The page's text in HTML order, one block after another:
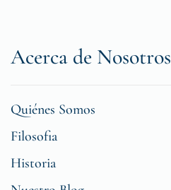
Acerca de Nosotros
Quiénes Somos
Filosofia
Historia